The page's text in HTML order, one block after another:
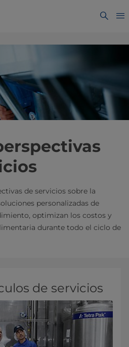
de servicios sobre la
personalizadas de
optimizan los costos y
durante todo el ciclo de
de servicios